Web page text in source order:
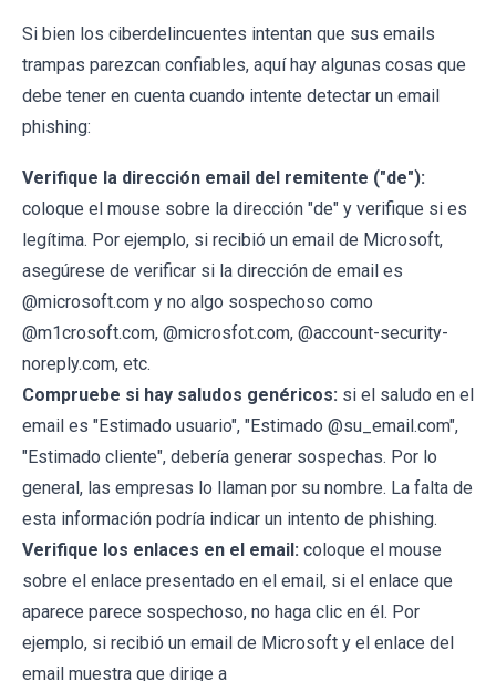
Si bien los ciberdelincuentes intentan que sus emails
trampas parezcan confiables, aquí hay algunas cosas que
debe tener en cuenta cuando intente detectar un email
phishing:
Verifique la dirección email del remitente ("de"):
coloque el mouse sobre la dirección "de" y verifique si es
legítima. Por ejemplo, si recibió un email de Microsoft,
asegúrese de verificar si la dirección de email es
@microsoft.com y no algo sospechoso como
@m1crosoft.com, @microsfot.com, @account-security-
noreply.com, etc.
Compruebe si hay saludos genéricos: si el saludo en el
email es "Estimado usuario", "Estimado @su_email.com",
"Estimado cliente", debería generar sospechas. Por lo
general, las empresas lo llaman por su nombre. La falta de
esta información podría indicar un intento de phishing.
Verifique los enlaces en el email: coloque el mouse
sobre el enlace presentado en el email, si el enlace que
aparece parece sospechoso, no haga clic en él. Por
ejemplo, si recibió un email de Microsoft y el enlace del
email muestra que dirige a